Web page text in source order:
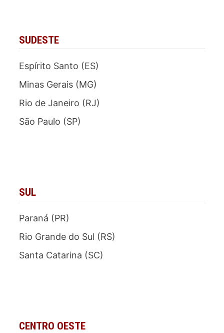
SUDESTE
Espírito Santo (ES)
Minas Gerais (MG)
Rio de Janeiro (RJ)
São Paulo (SP)
SUL
Paraná (PR)
Rio Grande do Sul (RS)
Santa Catarina (SC)
CENTRO OESTE